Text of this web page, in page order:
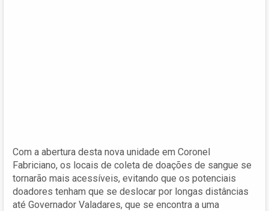
Com a abertura desta nova unidade em Coronel
Fabriciano, os locais de coleta de doações de sangue se
tornarão mais acessíveis, evitando que os potenciais
doadores tenham que se deslocar por longas distâncias
até Governador Valadares, que se encontra a uma